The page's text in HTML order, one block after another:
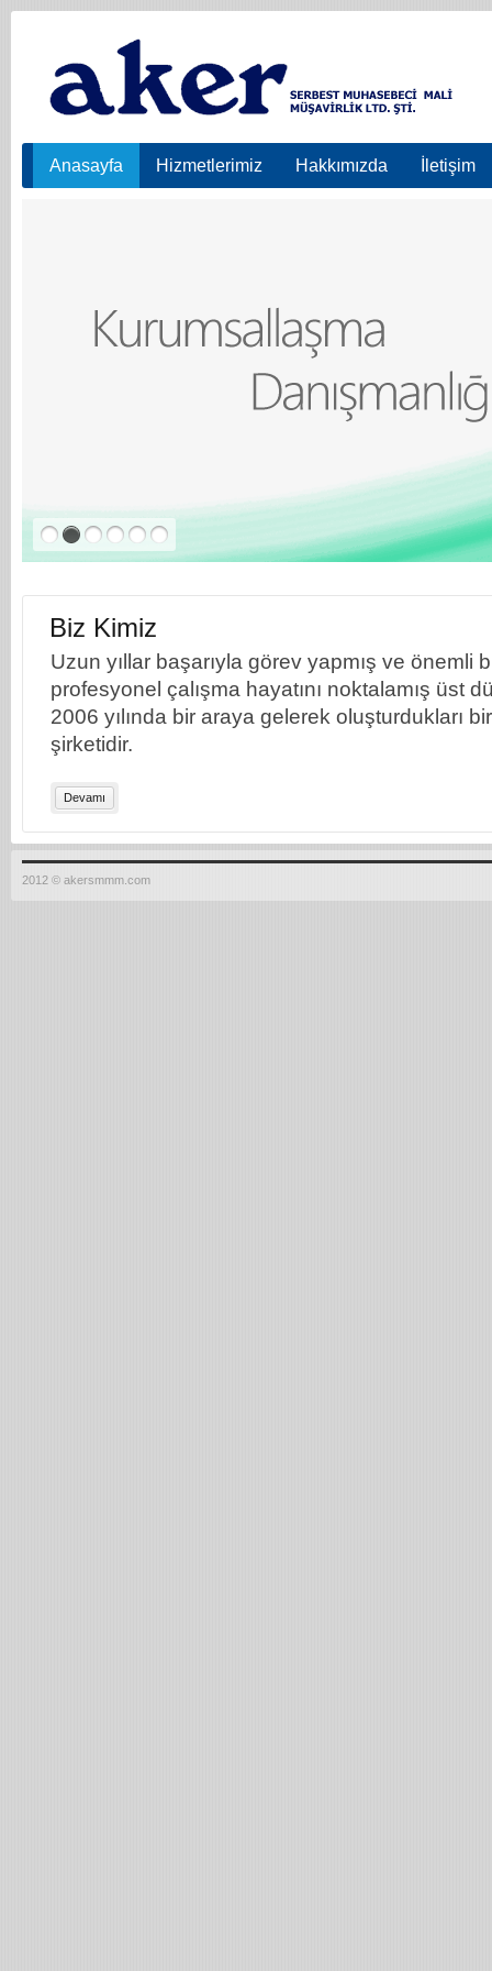
Anasayfa Hizmetlerimiz Hakkımızda İletişim
Biz Kimiz
Uzun yıllar başarıyla görev yapmış ve önemli
profesyonel çalışma hayatını noktalamış üst
2006 yılında bir araya gelerek oluşturdukları
şirketidir.
Devamı
2012 © akersmmm.com